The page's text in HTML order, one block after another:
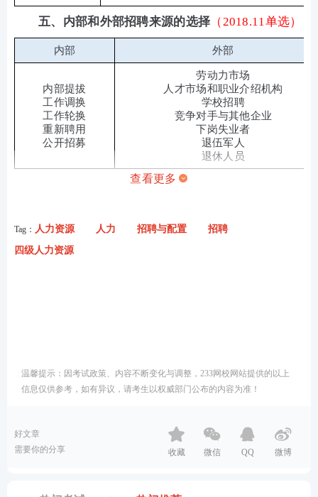
五、内部和外部招聘来源的选择 （2018.11单选）
内部 外部
内部提拔
工作调换
工作轮换
重新聘用
公开招募
劳动力市场
人才市场和职业介绍机构
学校招聘
竞争对手与其他企业
下岗失业者
退伍军人
退休人员
查看更多
Tag： 人力资源 人力 招聘与配置
招聘
四级人力资源
温馨提示：因考试政策、内容不断变化与调整，233网校网站提供的以上
信息仅供参考，如有异议，请考生以权威部门公布的内容为准！
好文章
需要你的分享
收藏 微信 QQ 微博